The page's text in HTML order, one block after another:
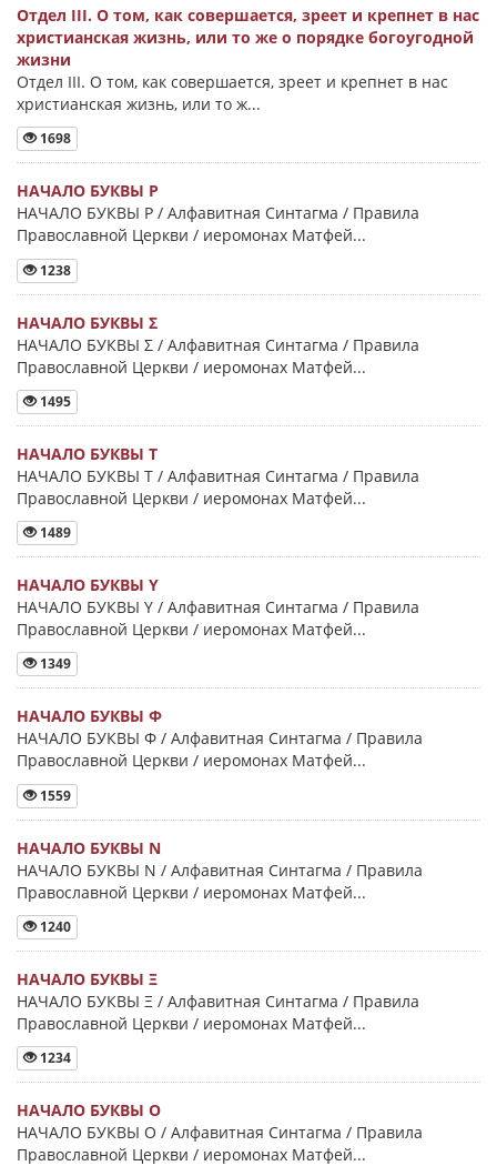
Отдел III. О том, как совершается, зреет и крепнет в нас
христианская жизнь, или то же о порядке богоугодной
жизни
Отдел III. О том, как совершается, зреет и крепнет в нас
христианская жизнь, или то ж...
1698
НАЧАЛО БУКВЫ Ρ
НАЧАЛО БУКВЫ Ρ / Алфавитная Синтагма / Правила
Православной Церкви / иеромонах Матфей...
1238
НАЧАЛО БУКВЫ Σ
НАЧАЛО БУКВЫ Σ / Алфавитная Синтагма / Правила
Православной Церкви / иеромонах Матфей...
1495
НАЧАЛО БУКВЫ Τ
НАЧАЛО БУКВЫ Τ / Алфавитная Синтагма / Правила
Православной Церкви / иеромонах Матфей...
1489
НАЧАЛО БУКВЫ Y
НАЧАЛО БУКВЫ Y / Алфавитная Синтагма / Правила
Православной Церкви / иеромонах Матфей...
1349
НАЧАЛО БУКВЫ Φ
НАЧАЛО БУКВЫ Φ / Алфавитная Синтагма / Правила
Православной Церкви / иеромонах Матфей...
1559
НАЧАЛО БУКВЫ Ν
НАЧАЛО БУКВЫ Ν / Алфавитная Синтагма / Правила
Православной Церкви / иеромонах Матфей...
1240
НАЧАЛО БУКВЫ Ξ
НАЧАЛО БУКВЫ Ξ / Алфавитная Синтагма / Правила
Православной Церкви / иеромонах Матфей...
1234
НАЧАЛО БУКВЫ Ο
НАЧАЛО БУКВЫ Ο / Алфавитная Синтагма / Правила
Православной Церкви / иеромонах Матфей...